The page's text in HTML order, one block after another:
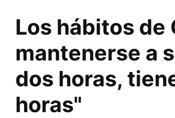
Los hábitos de
mantenerse a
dos horas,
horas"